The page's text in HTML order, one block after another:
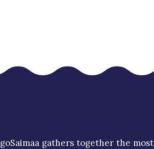
goSaimaa gathers together the most